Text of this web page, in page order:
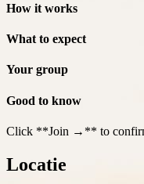
How it works
What to expect
Your group
Good to know
Click **Join →** to
Locatie